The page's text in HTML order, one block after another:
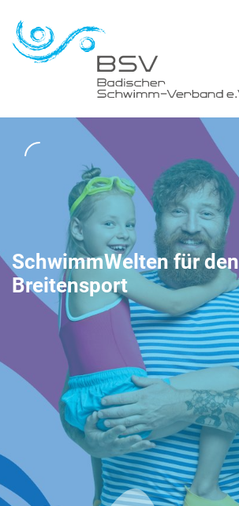
SchwimmWelten für den
Breitensport